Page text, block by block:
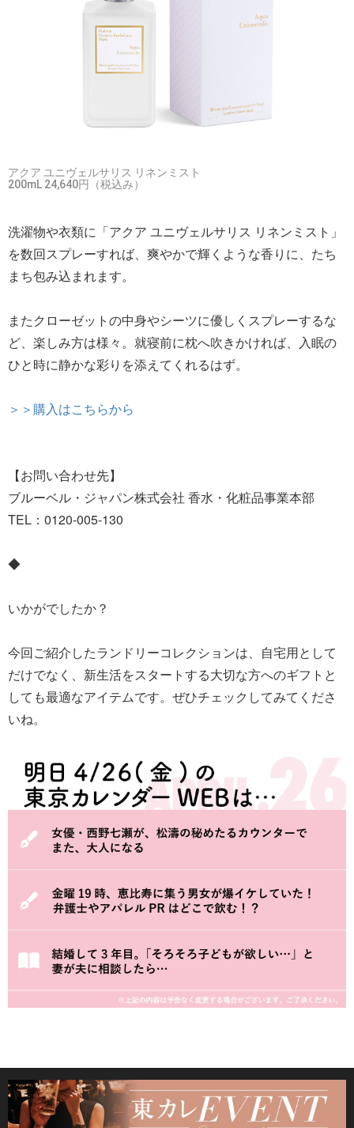
アクア ユニヴェルサリス リネンミスト
200mL 24,640円（税込み）
洗濯物や衣類に「アクア ユニヴェルサリス リネンミスト」
を数回スプレーすれば、爽やかで輝くような香りに、たち
まち包み込まれます。
またクローゼットの中身やシーツに優しくスプレーするな
ど、楽しみ方は様々。就寝前に枕へ吹きかければ、入眠の
ひと時に静かな彩りを添えてくれるはず。
＞＞購入はこちらから
【お問い合わせ先】
ブルーベル・ジャパン株式会社 香水・化粧品事業本部
TEL：0120-005-130
◆
いかがでしたか？
今回ご紹介したランドリーコレクションは、自宅用として
だけでなく、新生活をスタートする大切な方へのギフトと
しても最適なアイテムです。ぜひチェックしてみてくださ
いね。